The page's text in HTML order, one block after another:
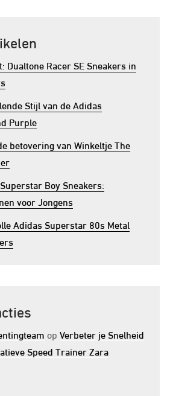
Dualtone Racer SE Sneakers in
Stijl van de Adidas
Purple
betovering van Winkeltje The
Boy Sneakers:
voor Jongens
Adidas Superstar 80s Metal
opVerbeter je Snelheid
Speed Trainer Zara